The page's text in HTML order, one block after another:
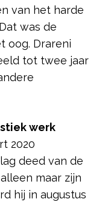
van het harde
was de
oog. Drareni
tot twee jaar
werk
2020
deed van de
maar zijn
hij in augustus